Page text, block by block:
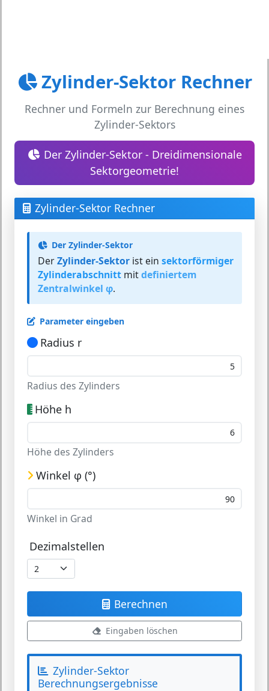
Zylinder-Sektor Rechner
Rechner und Formeln zur Berechnung eines
Zylinder-Sektors
Der Zylinder-Sektor - Dreidimensionale
Sektorgeometrie!
Zylinder-Sektor Rechner
Der Zylinder-Sektor
DerZylinder-Sektor ist ein sektorförmiger
Zylinderabschnitt mitdefiniertem
Zentralwinkel φ.
Parameter eingeben
Radius r
Radius des Zylinders
Höhe h
Höhe des Zylinders
Winkel φ (°)
Winkel in Grad
Dezimalstellen
Berechnen
Eingaben löschen
Zylinder-Sektor
Berechnungsergebnisse